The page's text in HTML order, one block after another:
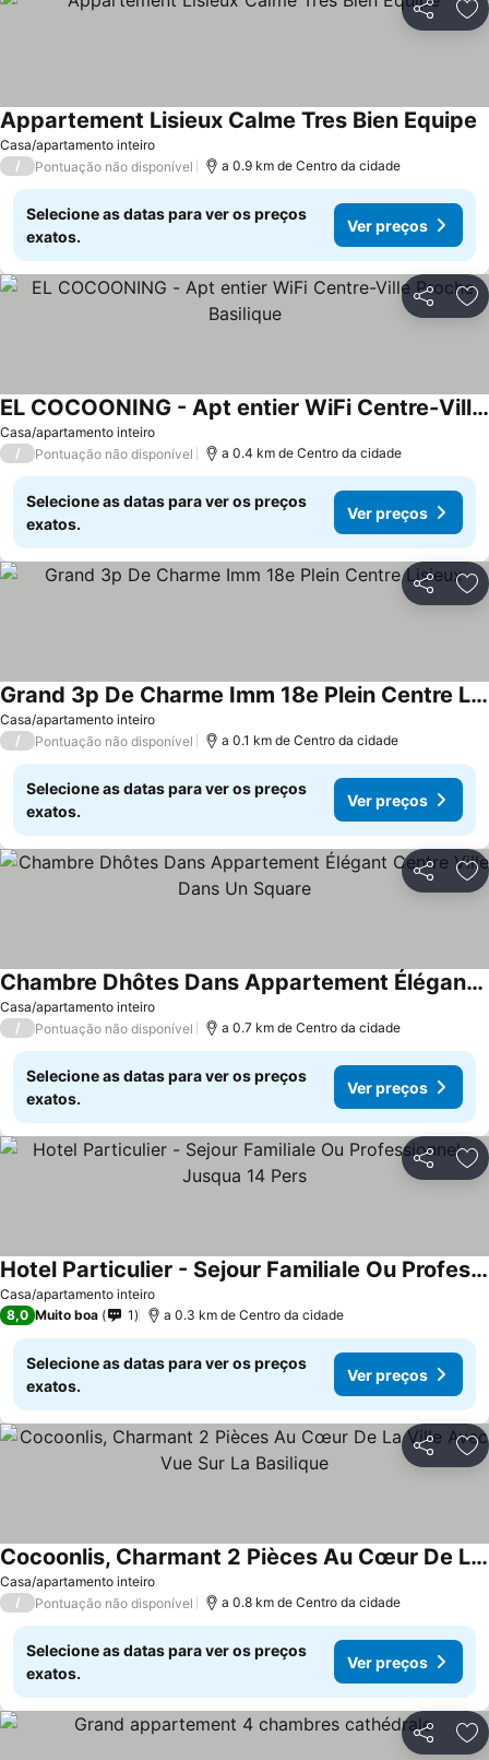
Partilhar
Casa/apartamento inteiro
Appartement Lisieux Calme Tres Bien Equipe
/ Pontuação não disponível a 0.9 km de Centro da cidade
Selecione as datas para ver os preços
exatos.
Ver preços
Partilhar
Casa/apartamento inteiro
EL COCOONING - Apt entier WiFi Centre-Ville Proche Basilique
Ver preços
/ Pontuação não disponível a 0.4 km de Centro da cidade
Selecione as datas para ver os preços
exatos.
Ver preços
Partilhar
Casa/apartamento inteiro
Grand 3p De Charme Imm 18e Plein Centre Lisieux
Ver preços
/ Pontuação não disponível a 0.1 km de Centro da cidade
Selecione as datas para ver os preços
exatos.
Ver preços
Partilhar
Casa/apartamento inteiro
Chambre Dhôtes Dans Appartement Élégant Centre Ville Dans Un Square
Ver preços
/ Pontuação não disponível a 0.7 km de Centro da cidade
Selecione as datas para ver os preços
exatos.
Ver preços
Partilhar
Casa/apartamento inteiro
Hotel Particulier - Sejour Familiale Ou Professionnel - Jusqua 14 Pers
Ver preços
8,0 Muito boa 1 a 0.3 km de Centro da cidade
Selecione as datas para ver os preços
exatos.
Ver preços
Partilhar
Casa/apartamento inteiro
Cocoonlis, Charmant 2 Pièces Au Cœur De La Ville Avec Vue Sur La Basilique
Ver preços
/ Pontuação não disponível a 0.8 km de Centro da cidade
Selecione as datas para ver os preços
exatos.
Ver preços
Partilhar